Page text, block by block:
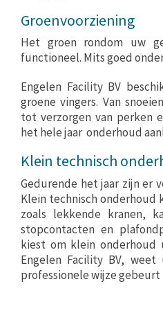
Groenvoorziening
Het groen rondom uw
functioneel. Mits goed
Engelen Facility BV
groene vingers. Van
tot verzorgen van perken
het hele jaar onderhoud
Klein technisch
Gedurende het jaar zijn er
Klein technisch onderhoud
zoals lekkende kranen,
stopcontacten en
kiest om klein
Engelen Facility BV,
professionele wijze gebeurt